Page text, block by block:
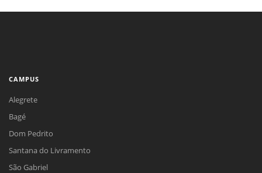
CAMPUS
Alegrete
Bagé
Dom Pedrito
Santana do Livramento
São Gabriel